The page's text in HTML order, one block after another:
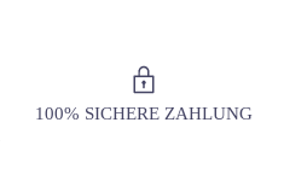
100% SICHERE ZAHLUNG